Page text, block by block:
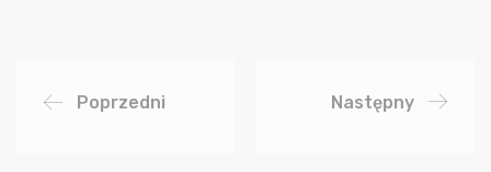
Poprzedni Następny